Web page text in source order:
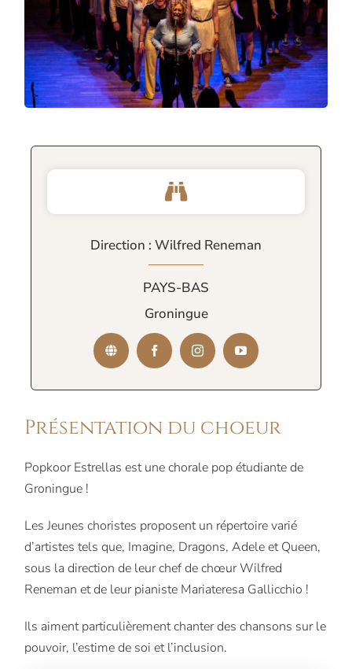
Présentation du choeur
Popkoor Estrellas est une chorale pop étudiante de
Groningue !
Les Jeunes choristes proposent un répertoire varié
d’artistes tels que, Imagine, Dragons, Adele et Queen,
sous la direction de leur chef de chœur Wilfred
Reneman et de leur pianiste Mariateresa Gallicchio !
Ils aiment particulièrement chanter des chansons sur le
pouvoir, l’estime de soi et l’inclusion.
Direction : Wilfred Reneman
PAYS-BAS
Groningue